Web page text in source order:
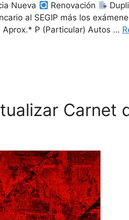
Nueva Renovación
al SEGIP más los
Aprox.* P (Particular) Autos …
Carnet